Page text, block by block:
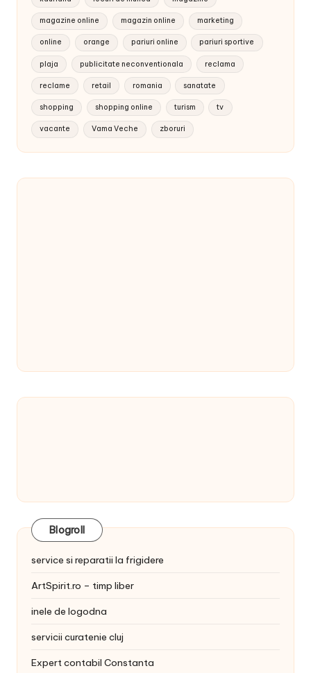
magazine online magazin online marketing
online orange pariuri online pariuri sportive
plaja publicitate neconventionala reclama
reclame retail romania sanatate
shopping shopping online turism tv
vacante Vama Veche zboruri
Blogroll
service si reparatii la frigidere
ArtSpirit.ro – timp liber
inele de logodna
servicii curatenie cluj
Expert contabil Constanta